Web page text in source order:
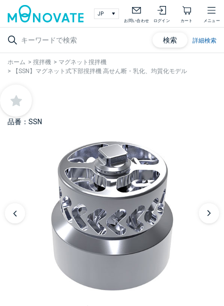
お問い合わせ ログイン カート メニュー
検索 詳細検索
ホーム > 撹拌機 > マグネット撹拌機
>
【SSN】マグネット式下部撹拌機 高せん断・乳化、均質化モデル
品番：SSN